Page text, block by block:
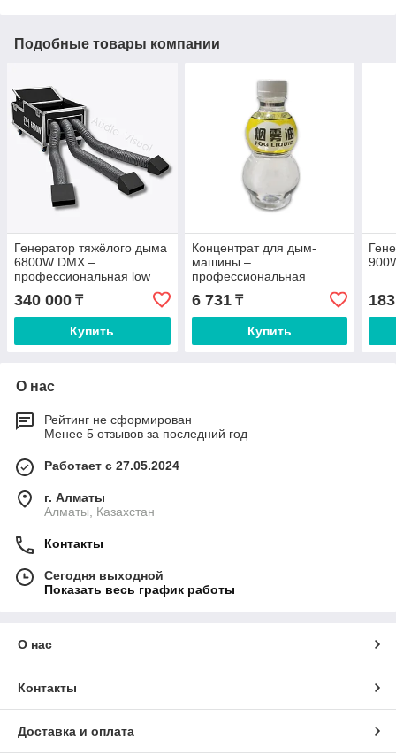
Подобные товары компании
Генератор тяжёлого дыма
6800W DMX –
профессиональная low
fog машина для свадеб,
концертов и шоу, эффект
танца в облаках
340 000 ₸
Купить
Концентрат для дым-
машины –
профессиональная
жидкость для генератора
дыма 1:3–1:5, плотный
сценический дым для
клуба и сцены
6 731₸
Купить
О нас
Рейтинг не сформирован
Менее 5 отзывов за последний год
Работает с 27.05.2024
г. Алматы
Алматы, Казахстан
Контакты
Сегодня выходной
Показать весь график работы
О нас
Контакты
Доставка и оплата